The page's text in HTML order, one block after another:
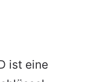
ist eine